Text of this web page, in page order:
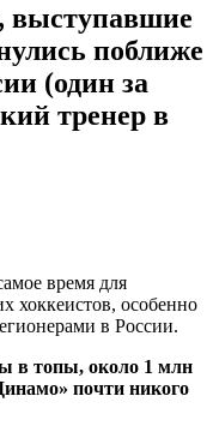
выступавшие
поближе
(один за
тренер в
время для
хоккеистов, особенно
в России.
в топы, около 1 млн
почти никого